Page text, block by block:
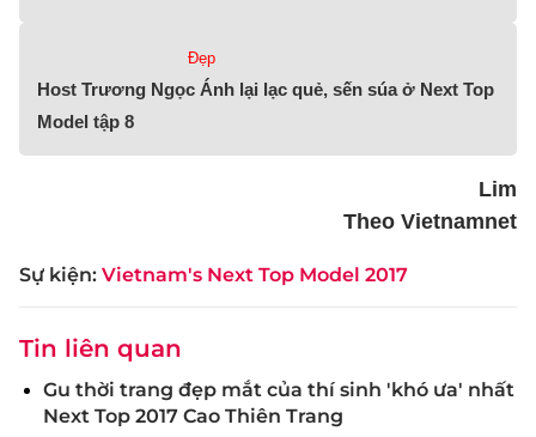
Sự kiện: Vietnam's Next Top Model 2017
Đẹp
Host Trương Ngọc Ánh lại lạc quẻ, sến súa ở Next Top
Model tập 8
Lim
Theo Vietnamnet
Tin liên quan
Gu thời trang đẹp mắt của thí sinh 'khó ưa' nhất
Next Top 2017 Cao Thiên Trang